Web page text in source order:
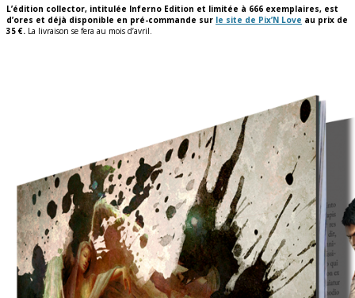
L’édition collector, intitulée Inferno Edition et limitée à 666 exemplaires, est
d’ores et déjà disponible en pré-commande sur le site de Pix’N Love au prix de
35 €. La livraison se fera au mois d’avril.